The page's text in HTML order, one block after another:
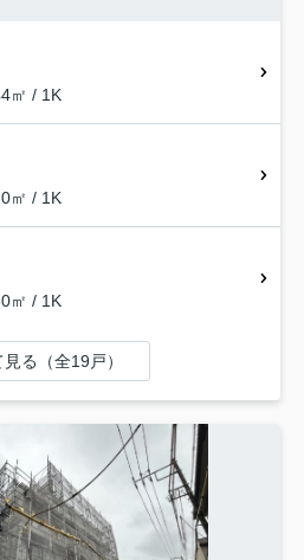
㎡ / 1K
㎡ / 1K
㎡ / 1K
る（全19戸）